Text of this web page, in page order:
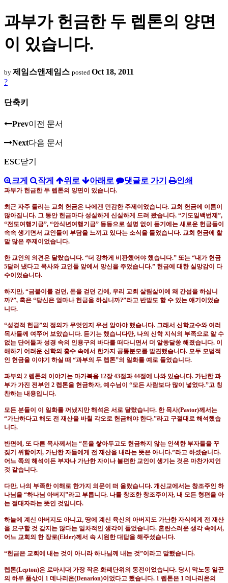
과부가 헌금한 두 렙톤의 양면
이 있습니다.
by 제임스앤제임스 posted Oct 18, 2011
?
단축키
Prev이전 문서
Next다음 문서
ESC닫기
크게 작게 위로 아래로 댓글로 가기 인쇄
과부가 헌금한 두 렙톤의 양면이 있습니다.
최근 자주 들리는 교회 헌금은 나에겐 민감한 주제이었습니다. 교회 헌금에 이름이
많아집니다. 그 동안 헌금마다 성실하게 신실하게 드려 왔습니다. “기도일백번제 ”,
“전도여행기금”, “안식년여행기금” 등등으로 설명 없이 듣기에는 새로운 헌금들이
속속 생기면서 교인들이 부담을 느끼고 있다는 소식을 들었습니다. 교회 헌금에 할
말 많은 주제이었습니다.
한 교인의 의견은 달랐습니다. “더 강하게 비판했어야 했습니다.” 또는 “내가 헌금
5달러 냈다고 목사와 교인들 앞에서 망신을 주었습니다.” 헌금에 대한 실망감이 다
수이었습니다.
하지만, “금붙이를 걷던, 돈을 걷던 간에 , 우리 교회 살림살이에 왜 간섭을 하십니
까?”, 혹은 “당신은 얼마나 헌금을 하십니까?”라고 반발도 할 수 있는 얘기이었습
니다.
“성경적 헌금”의 정의가 무엇인지 우선 알아야 했습니다. 그래서 신학교수와 여러
목사들께 여쭈어 보았습니다. 듣기는 했습니다만, 나의 신학 지식의 부족으로 알 수
없는 단어들과 성경 속의 인용구의 바다를 떠다니면서 더 알쏭달쏭 해졌습니다. 이
해하기 어려운 신학의 홍수 속에서 한가지 공통분모를 발견했습니다. 모두 모범적
인 헌금을 이야기 하실 때 “과부의 두 렙톤”의 일화를 예로 들었습니다.
과부의 2 렙톤의 이야기는 마가복음 12장43절과44절에 나와 있습니다. 가난한 과
부가 가진 전부인 2 렙톤을 헌금하자, 예수님이 “모든 사람보다 많이 넣었다.”고 칭
찬하는 내용입니다.
모든 분들이 이 일화를 꺼냈지만 해석은 서로 달랐습니다. 한 목사(Pastor)께서는
“가난하다고 해도 전 재산을 바칠 각오로 헌금해야 한다.”라고 구절대로 해석했습
니다.
반면에 , 또 다른 목사께서는 “돈을 쌓아두고도 헌금하지 않는 인색한 부자들을 꾸
짖기 위함이지 , 가난한 자들에게 전 재산을 내라는 뜻은 아니다.”라고 하셨습니다.
어느 쪽의 해석이든 부자나 가난한 자이나 불편한 교인이 생기는 것은 마찬가지인
것 같습니다.
다만, 나의 부족한 이해로 한가지 의문이 떠 올랐습니다. 개신교에서는 창조주인 하
나님을 “하나님 아버지 ”라고 부릅니다. 나를 창조한 창조주이자, 내 모든 형편을 아
는 절대자라는 뜻인 것입니다.
하늘에 계신 아버지도 아니고, 땅에 계신 육신의 아버지도 가난한 자식에게 전 재산
을 요구할 것 같지는 않다는 일차적인 생각이 들었습니다. 혼란스러운 생각 속에서,
어느 교회의 한 장로(Elder)께서 속 시원한 대답을 해주셨습니다.
“헌금은 교회에 내는 것이 아니라 하나님께 내는 것”이라고 말했습니다.
렙톤(Lepton)은 로마시대 가장 작은 화폐단위의 동전이었습니다. 당시 막노동 일꾼
의 하루 품삯이 1 데나리온(Denarion)이었다고 했습니다. 1 렙톤은 1 데나리온의